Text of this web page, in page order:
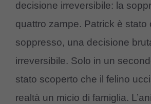
decisione irreversibile: la
quattro zampe. Patrick è stato
soppresso, una decisione
irreversibile. Solo in un
stato scoperto che il felino
realtà un micio di famiglia.